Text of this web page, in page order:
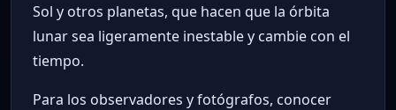
Sol y otros planetas, que hacen que la órbita
lunar sea ligeramente inestable y cambie con el
tiempo.
Para los observadores y fotógrafos, conocer